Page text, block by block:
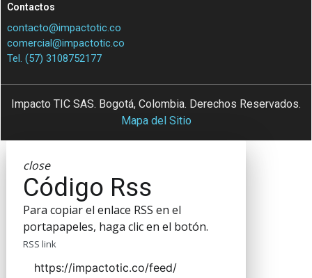
Contactos
contacto@impactotic.co
comercial@impactotic.co
Tel. (57) 3108752177
Impacto TIC SAS. Bogotá, Colombia. Derechos Reservados.
Mapa del Sitio
close
Código Rss
Para copiar el enlace RSS en el
portapapeles, haga clic en el botón.
RSS link